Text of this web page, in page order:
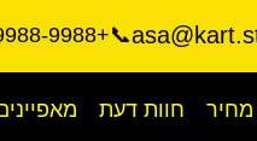
📞+81-80-9988-9988
חוות דעת מחיר